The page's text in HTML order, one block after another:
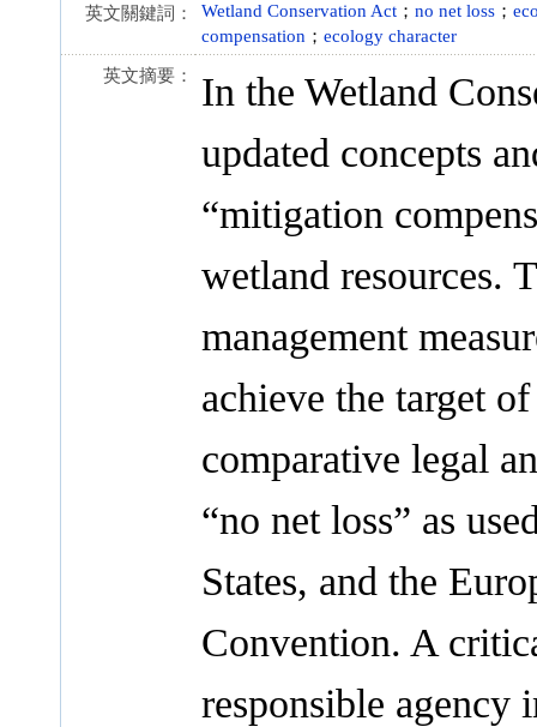
英文關鍵詞： Wetland Conservation Act ； no net loss ；
compensation ； ecology character
英文摘要：
In the Wetland
updated concepts
“mitigation
wetland resources.
management
achieve the target
comparative legal
“no net loss” as
States, and the
Convention. A
responsible agency